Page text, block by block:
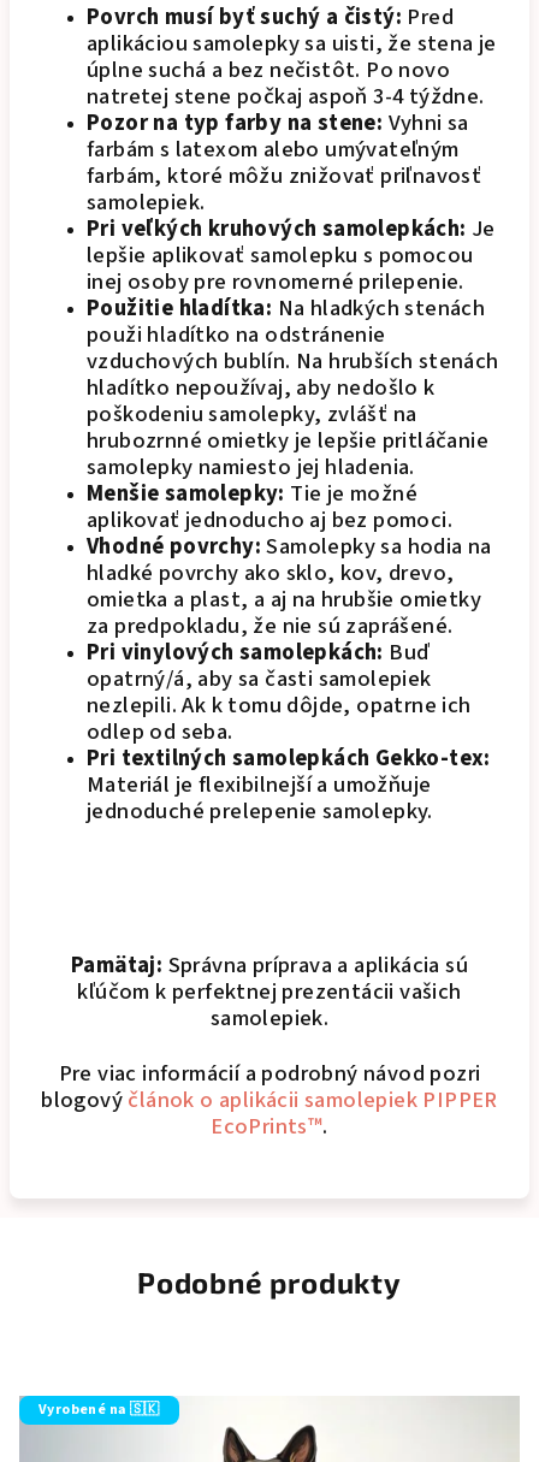
Povrch musí byť suchý a čistý: Pred
aplikáciou samolepky sa uisti, že stena je
úplne suchá a bez nečistôt. Po novo
natretej stene počkaj aspoň 3-4 týždne.
Pozor na typ farby na stene: Vyhni sa
farbám s latexom alebo umývateľným
farbám, ktoré môžu znižovať priľnavosť
samolepiek.
Pri veľkých kruhových samolepkách: Je
lepšie aplikovať samolepku s pomocou
inej osoby pre rovnomerné prilepenie.
Použitie hladítka: Na hladkých stenách
použi hladítko na odstránenie
vzduchových bublín. Na hrubších stenách
hladítko nepoužívaj, aby nedošlo k
poškodeniu samolepky, zvlášť na
hrubozrnné omietky je lepšie pritláčanie
samolepky namiesto jej hladenia.
Menšie samolepky: Tie je možné
aplikovať jednoducho aj bez pomoci.
Vhodné povrchy:Samolepky sa hodia na
hladké povrchy ako sklo, kov, drevo,
omietka a plast, a aj na hrubšie omietky
za predpokladu, že nie sú zaprášené.
Pri vinylových samolepkách: Buď
opatrný/á, aby sa časti samolepiek
nezlepili. Ak k tomu dôjde, opatrne ich
odlep od seba.
Pri textilných samolepkách Gekko-tex:
Materiál je flexibilnejší a umožňuje
jednoduché prelepenie samolepky.
Pamätaj: Správna príprava a aplikácia sú
kľúčom k perfektnej prezentácii vašich
samolepiek.
Pre viac informácií a podrobný návod pozri
blogovýčlánok o aplikácii samolepiek PIPPER
EcoPrints™.
Podobné produkty
Vyrobené na 🇸🇰